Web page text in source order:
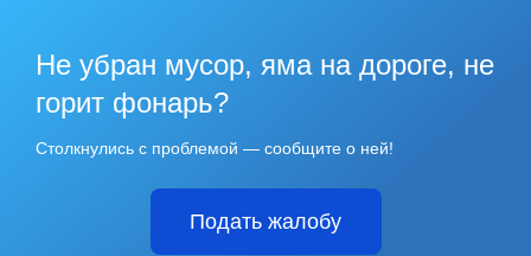
Не убран мусор, яма на дороге, не
горит фонарь?
Столкнулись с проблемой — сообщите о ней!
Подать жалобу